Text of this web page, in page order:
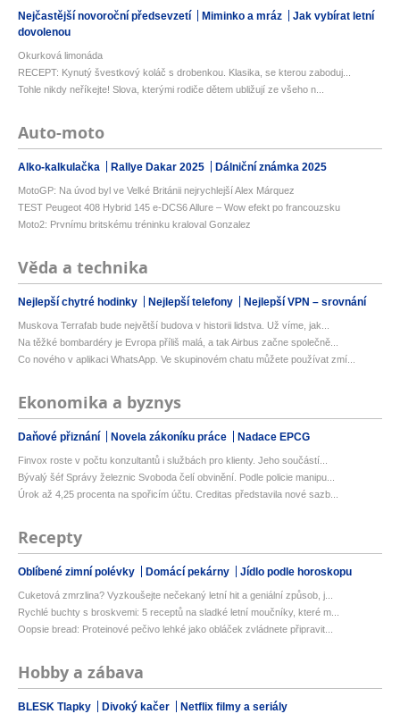
Nejčastější novoroční předsevzetí Miminko a mráz
Jak vybírat letní
dovolenou
Okurková limonáda
RECEPT: Kynutý švestkový koláč s drobenkou. Klasika, se kterou zaboduj...
Tohle nikdy neříkejte! Slova, kterými rodiče dětem ubližují ze všeho n...
Auto-moto
Alko-kalkulačka Rallye Dakar 2025 Dálniční známka 2025
MotoGP: Na úvod byl ve Velké Británii nejrychlejší Alex Márquez
TEST Peugeot 408 Hybrid 145 e-DCS6 Allure – Wow efekt po francouzsku
Moto2: Prvnímu britskému tréninku kraloval Gonzalez
Věda a technika
Nejlepší chytré hodinky Nejlepší telefony Nejlepší VPN – srovnání
Muskova Terrafab bude největší budova v historii lidstva. Už víme, jak...
Na těžké bombardéry je Evropa příliš malá, a tak Airbus začne společně...
Co nového v aplikaci WhatsApp. Ve skupinovém chatu můžete používat zmí...
Ekonomika a byznys
Daňové přiznání Novela zákoníku práce Nadace EPCG
Finvox roste v počtu konzultantů i službách pro klienty. Jeho součástí...
Bývalý šéf Správy železnic Svoboda čelí obvinění. Podle policie manipu...
Úrok až 4,25 procenta na spořicím účtu. Creditas představila nové sazb...
Recepty
Oblíbené zimní polévky Domácí pekárny Jídlo podle horoskopu
Cuketová zmrzlina? Vyzkoušejte nečekaný letní hit a geniální způsob, j...
Rychlé buchty s broskvemi: 5 receptů na sladké letní moučníky, které m...
Oopsie bread: Proteinové pečivo lehké jako obláček zvládnete připravit...
Hobby a zábava
BLESK Tlapky Divoký kačer Netflix filmy a seriály